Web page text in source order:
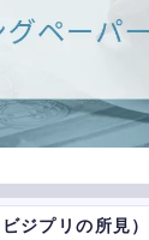
ジプリの所見）